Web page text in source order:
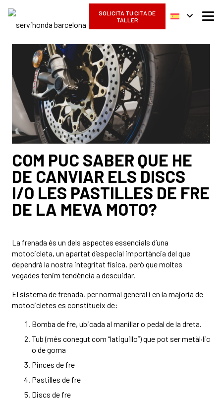
SOLICITA TU CITA DE
TALLER
COM PUC SABER QUE HE
DE CANVIAR ELS DISCS
I/O LES PASTILLES DE FRE
DE LA MEVA MOTO?
La frenada és un dels aspectes essencials d’una
motocicleta, un apartat d’especial importància del que
dependrà la nostra integritat física, però que moltes
vegades tenim tendència a descuidar.
El sistema de frenada, per normal general i en la majoria de
motocicletes es constitueix de:
Bomba de fre, ubicada al manillar o pedal de la dreta.
Tub (més conegut com “latiguillo”) que pot ser metàl·lic
o de goma
Pinces de fre
Pastilles de fre
Discs de fre